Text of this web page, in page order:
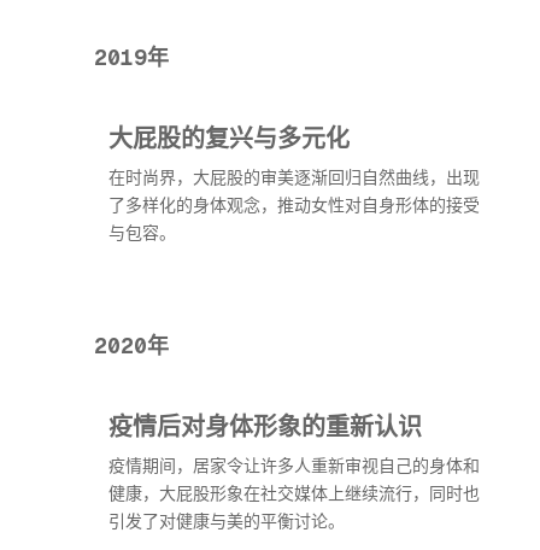
2019年
大屁股的复兴与多元化
在时尚界，大屁股的审美逐渐回归自然曲线，出现
了多样化的身体观念，推动女性对自身形体的接受
与包容。
2020年
疫情后对身体形象的重新认识
疫情期间，居家令让许多人重新审视自己的身体和
健康，大屁股形象在社交媒体上继续流行，同时也
引发了对健康与美的平衡讨论。